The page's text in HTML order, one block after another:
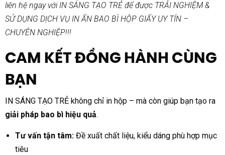
liên hệ ngay với IN SÁNG TẠO TRẺ để được TRẢI NGHIỆM &
SỬ DỤNG DỊCH VỤ IN ẤN BAO BÌ HỘP GIẤY UY TÍN –
CHUYÊN NGHIỆP!!!
CAM KẾT ĐỒNG HÀNH CÙNG
BẠN
IN SÁNG TẠO TRẺ không chỉ in hộp – mà còn giúp bạn tạo ra
giải pháp bao bì hiệu quả.
Tư vấn tận tâm: Đề xuất chất liệu, kiểu dáng phù hợp mục
tiêu